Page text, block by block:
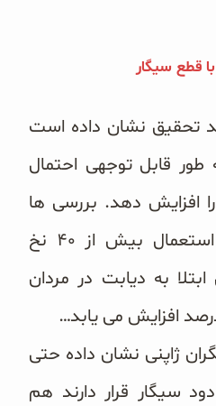
قطع سیگار
تحقیق نشان داده است
طور قابل توجهی احتمال
ابتلا به دیابت نوع ۲ را افزایش دهد. بررسی ها
نشان داده به دنبال استعمال بیش از ۴۰ نخ
به دیابت در مردان
ژاپنی نشان داده حتی
سیگار قرار دارند هم